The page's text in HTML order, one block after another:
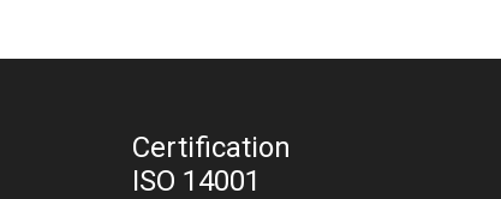
Certification
ISO 14001